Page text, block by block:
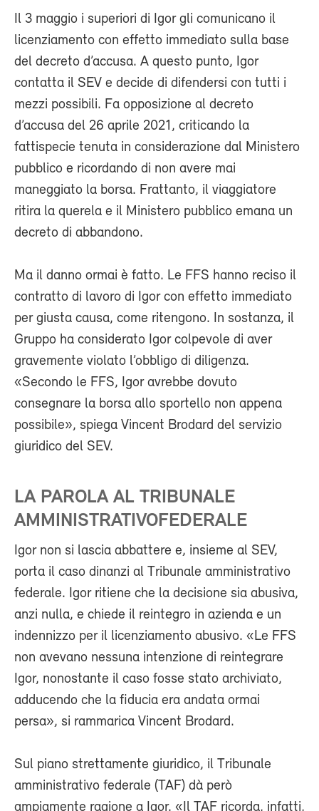
Il 3 maggio i superiori di Igor gli comunicano il
licenziamento con effetto immediato sulla base
del decreto d’accusa. A questo punto, Igor
contatta il SEV e decide di difendersi con tutti i
mezzi possibili. Fa opposizione al decreto
d’accusa del 26 aprile 2021, criticando la
fattispecie tenuta in considerazione dal Ministero
pubblico e ricordando di non avere mai
maneggiato la borsa. Frattanto, il viaggiatore
ritira la querela e il Ministero pubblico emana un
decreto di abbandono.
Ma il danno ormai è fatto. Le FFS hanno reciso il
contratto di lavoro di Igor con effetto immediato
per giusta causa, come ritengono. In sostanza, il
Gruppo ha considerato Igor colpevole di aver
gravemente violato l’obbligo di diligenza.
«Secondo le FFS, Igor avrebbe dovuto
consegnare la borsa allo sportello non appena
possibile», spiega Vincent Brodard del servizio
giuridico del SEV.
LA PAROLA AL TRIBUNALE
AMMINISTRATIVOFEDERALE
Igor non si lascia abbattere e, insieme al SEV,
porta il caso dinanzi al Tribunale amministrativo
federale. Igor ritiene che la decisione sia abusiva,
anzi nulla, e chiede il reintegro in azienda e un
indennizzo per il licenziamento abusivo. «Le FFS
non avevano nessuna intenzione di reintegrare
Igor, nonostante il caso fosse stato archiviato,
adducendo che la fiducia era andata ormai
persa», si rammarica Vincent Brodard.
Sul piano strettamente giuridico, il Tribunale
amministrativo federale (TAF) dà però
ampiamente ragione a Igor. «Il TAF ricorda, infatti,